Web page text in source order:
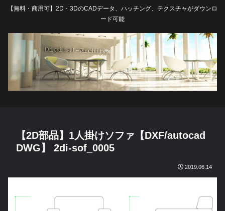
【無料・商用可】2D・3DのCADデータ、ハッチング、テクスチャがダウンロ
ード可能
【2D部品】1人掛けソファ【DXF/autocad
DWG】 2di-sof_0005
2019.06.14